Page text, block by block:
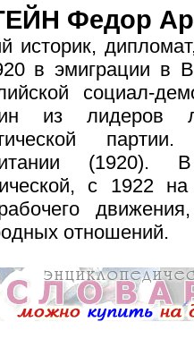
Федор
историк,
в эмиграции в
социал-
из лидеров
(1920).
с 1922
отношений.